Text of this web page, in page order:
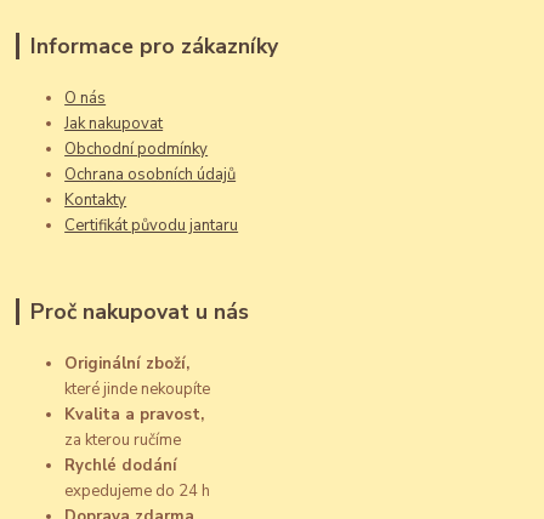
Informace pro zákazníky
O nás
Jak nakupovat
Obchodní podmínky
Ochrana osobních údajů
Kontakty
Certifikát původu jantaru
Proč nakupovat u nás
Originální zboží,
které jinde nekoupíte
Kvalita a pravost,
za kterou ručíme
Rychlé dodání
expedujeme do 24 h